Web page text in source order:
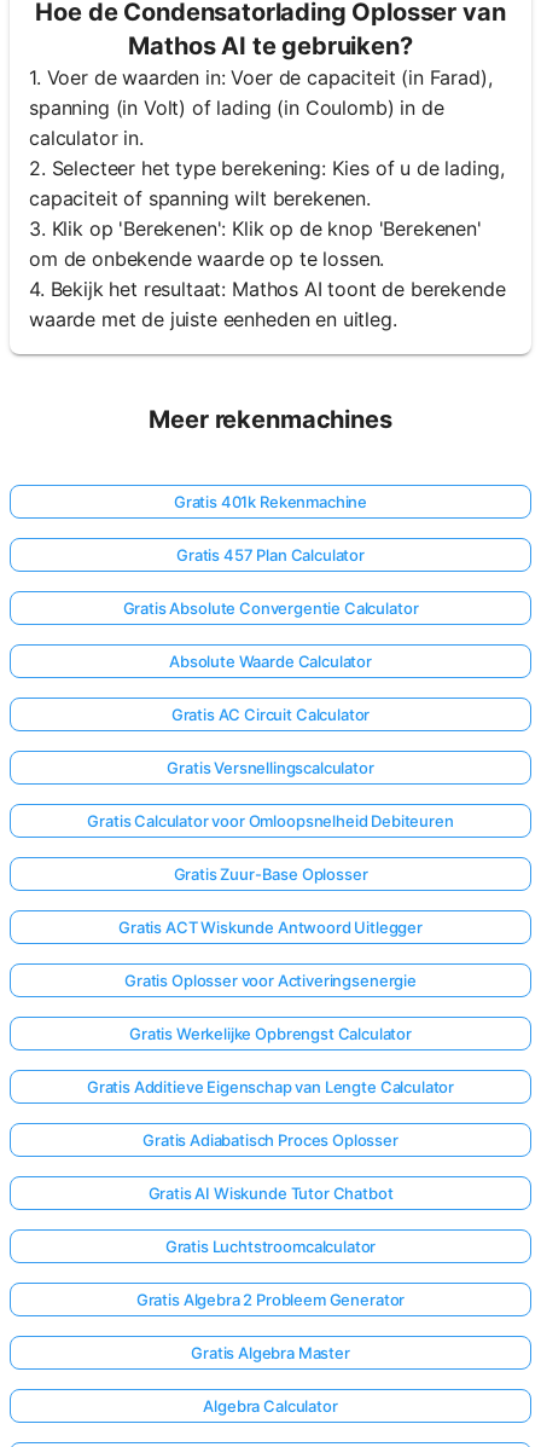
Hoe de Condensatorlading Oplosser van
Mathos AI te gebruiken?
1. Voer de waarden in: Voer de capaciteit (in Farad),
spanning (in Volt) of lading (in Coulomb) in de
calculator in.
2. Selecteer het type berekening: Kies of u de lading,
capaciteit of spanning wilt berekenen.
3. Klik op 'Berekenen': Klik op de knop 'Berekenen'
om de onbekende waarde op te lossen.
4. Bekijk het resultaat: Mathos AI toont de berekende
waarde met de juiste eenheden en uitleg.
Meer rekenmachines
Gratis 401k Rekenmachine
Gratis 457 Plan Calculator
Gratis Absolute Convergentie Calculator
Absolute Waarde Calculator
Gratis AC Circuit Calculator
Gratis Versnellingscalculator
Gratis Calculator voor Omloopsnelheid Debiteuren
Gratis Zuur-Base Oplosser
Gratis ACT Wiskunde Antwoord Uitlegger
Gratis Oplosser voor Activeringsenergie
Gratis Werkelijke Opbrengst Calculator
Gratis Additieve Eigenschap van Lengte Calculator
Gratis Adiabatisch Proces Oplosser
Gratis AI Wiskunde Tutor Chatbot
Gratis Luchtstroomcalculator
Gratis Algebra 2 Probleem Generator
Gratis Algebra Master
Algebra Calculator